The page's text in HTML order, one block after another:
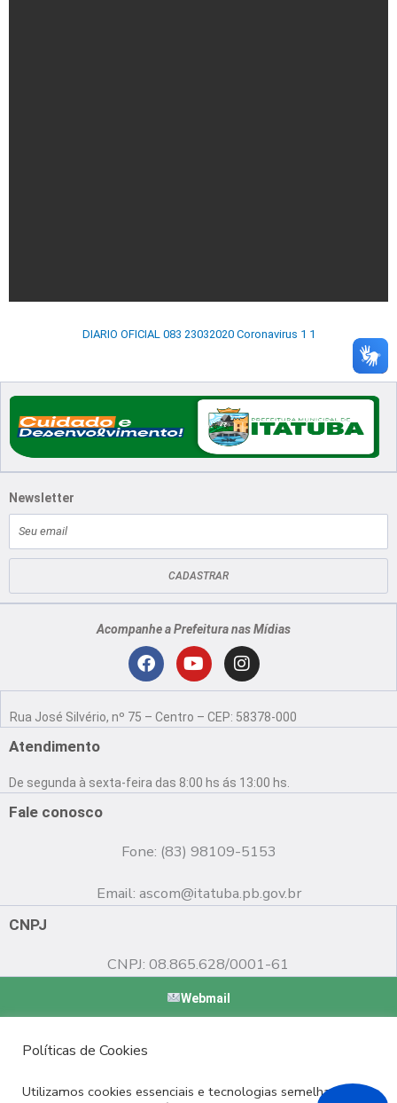
DIARIO OFICIAL 083 23032020 Coronavirus 1 1
Newsletter
mail
CADASTRAR
Acompanhe a Prefeitura nas Mídias
F
c
o
o
Y
u
b
e
I
n
s
g
r
Rua José Silvério, nº 75 – Centro – CEP: 58378-000
Atendimento
De segunda à sexta-feira das 8:00 hs ás 13:00 hs.
Fale conosco
Fone: (83) 98109-5153
Email: ascom@itatuba.pb.gov.br
CNPJ
CNPJ: 08.865.628/0001-61
Webmail
Políticas de Cookies
Utilizamos cookies essenciais e tecnologias semelhantes de